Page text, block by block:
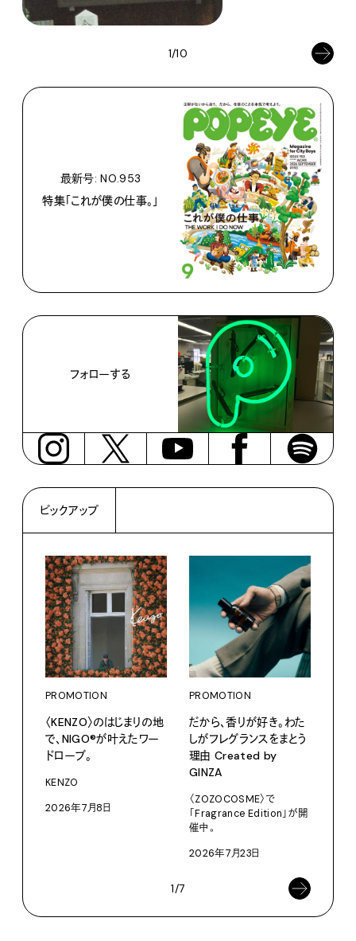
1/10
最新号: NO.953
特集「これが僕の仕事。」
フォローする
ピックアップ
PROMOTION
〈KENZO〉のはじまりの地
で、NIGO®が叶えたワー
ドローブ。
KENZO
2026年7月8日
PROMOTION
だから、香りが好き。わた
しがフレグランスをまとう
理由 Created by
GINZA
〈ZOZOCOSME〉で
「Fragrance Edition」が開
催中。
2026年7月23日
1/7